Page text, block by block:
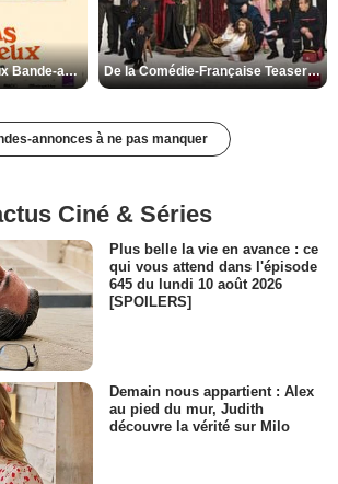
Les Matins merveilleux Bande-annonce VF De la Comédie-Française Teaser VF
annonces à ne pas manquer
Ciné & Séries
Plus belle la vie en avance : ce
qui vous attend dans l'épisode
645 du lundi 10 août 2026
[SPOILERS]
Demain nous appartient : Alex
au pied du mur, Judith
découvre la vérité sur Milo